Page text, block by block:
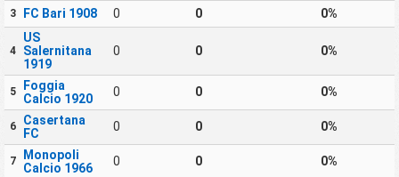
3 FC Bari 1908 0 0 0%
4
US
Salernitana
1919
0 0 0%
5
Foggia
Calcio 1920
0 0 0%
6
Casertana
FC
0 0 0%
7
Monopoli
Calcio 1966
0 0 0%